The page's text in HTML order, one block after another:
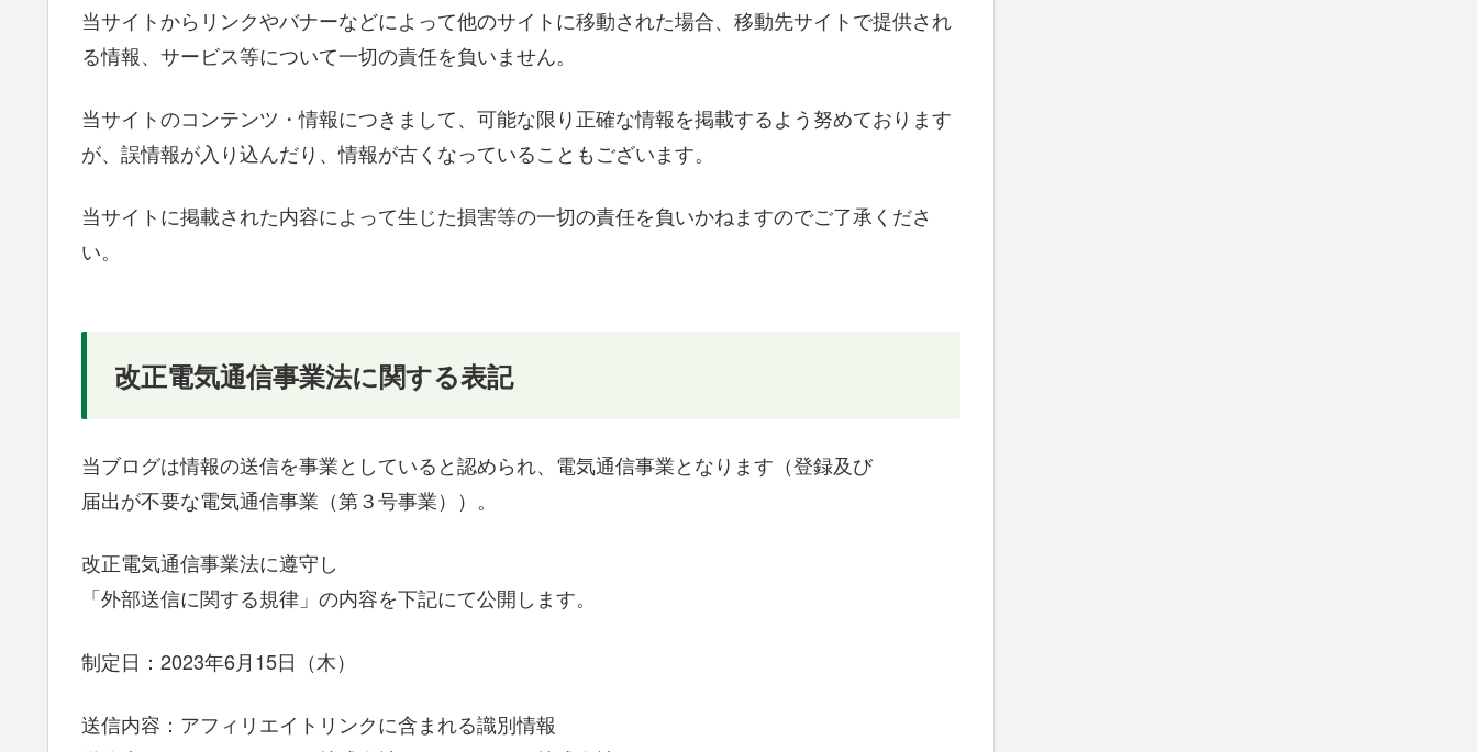
当サイトからリンクやバナーなどによって他のサイトに移動された場合、移動先サイトで提供され
る情報、サービス等について一切の責任を負いません。
当サイトのコンテンツ・情報につきまして、可能な限り正確な情報を掲載するよう努めております
が、誤情報が入り込んだり、情報が古くなっていることもございます。
当サイトに掲載された内容によって生じた損害等の一切の責任を負いかねますのでご了承くださ
い。
改正電気通信事業法に関する表記
当ブログは情報の送信を事業としていると認められ、電気通信事業となります（登録及び
届出が不要な電気通信事業（第３号事業））。
改正電気通信事業法に遵守し
「外部送信に関する規律」の内容を下記にて公開します。
制定日：2023年6月15日（木）
送信内容：アフィリエイトリンクに含まれる識別情報